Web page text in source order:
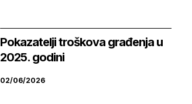
Pokazatelji troškova građenja u
2025. godini
02/06/2026